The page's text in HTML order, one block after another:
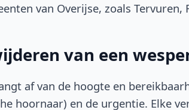
van Overijse, zoals
van een
af van de hoogte en
hoornaar) en de urgentie. Elke